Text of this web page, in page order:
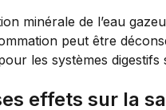
minérale de l’eau
peut être
les systèmes
effets sur la